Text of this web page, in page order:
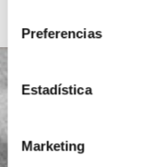
Preferencias
Estadística
Marketing